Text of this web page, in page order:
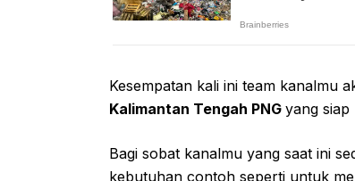
Kesempatan kali ini team kanalmu
Kalimantan Tengah PNG yang siap
Bagi sobat kanalmu yang saat ini
kebutuhan contoh seperti untuk